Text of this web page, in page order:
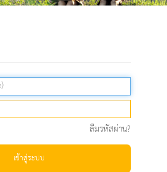
ลืมรหัสผ่าน?
เข้าสู่ระบบ